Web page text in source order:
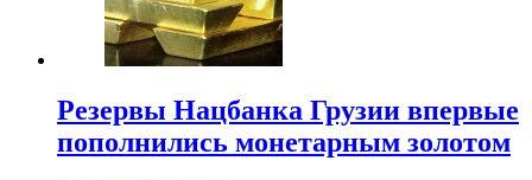
Резервы Нацбанка Грузии впервые
пополнились монетарным золотом